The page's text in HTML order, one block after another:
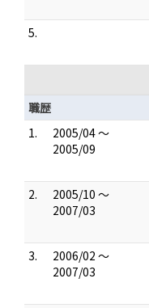
5.
職歴
1.
2005/04 ～
2005/09
2.
2005/10 ～
2007/03
3.
2006/02 ～
2007/03